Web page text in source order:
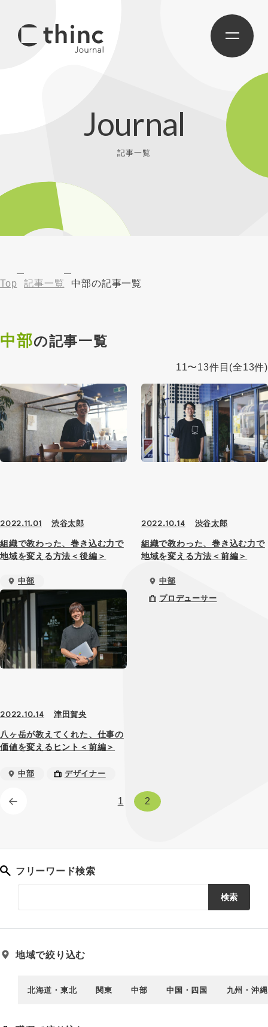
Journal
記事一覧
Top 記事一覧 中部の記事一覧
中部の記事一覧
11〜13件目 (全13件)
2022.11.01 渋谷太郎
組織で教わった、巻き込む力で
地域を変える方法＜後編＞
中部
プロデューサー
2022.10.14 渋谷太郎
組織で教わった、巻き込む力で
地域を変える方法＜前編＞
中部
プロデューサー
2022.10.14 津田賀央
八ヶ岳が教えてくれた、仕事の
価値を変えるヒント＜前編＞
中部 デザイナー
1 2
フリーワード検索
検索
地域で絞り込む
北海道・東北 関東 中部 中国・四国 九州・沖縄